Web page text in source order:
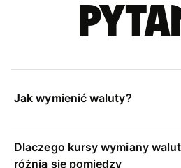
Jak wymienić waluty?
Dlaczego kursy wymiany walut
różnią się pomiędzy